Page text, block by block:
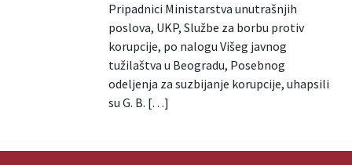
Pripadnici Ministarstva unutrašnjih
poslova, UKP, Službe za borbu protiv
korupcije, po nalogu Višeg javnog
tužilaštva u Beogradu, Posebnog
odeljenja za suzbijanje korupcije, uhapsili
su G. B. […]